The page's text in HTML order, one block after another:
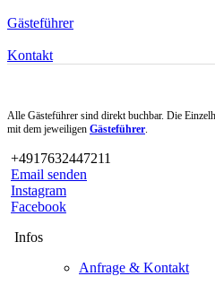
Gästeführer
Kontakt
Alle Gästeführer sind direkt buchbar. Die
mit dem jeweiligen Gästeführer.
+4917632447211
Email senden
Instagram
Facebook
Infos
Anfrage & Kontakt